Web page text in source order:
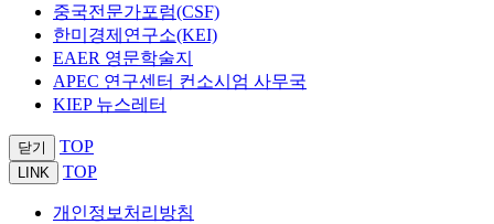
중국전문가포럼(CSF)
한미경제연구소(KEI)
EAER 영문학술지
APEC 연구센터 컨소시엄 사무국
KIEP 뉴스레터
닫기 TOP
LINK TOP
개인정보처리방침